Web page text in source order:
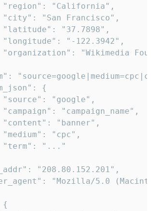
"California",
"San Francisco",
"37.7898",
"-122.3942",
"organization": "Wikimedia
{
"google",
"campaign_name",
"banner",
"cpc",
"..."
"208.80.152.201",
"Mozilla/5.0
{